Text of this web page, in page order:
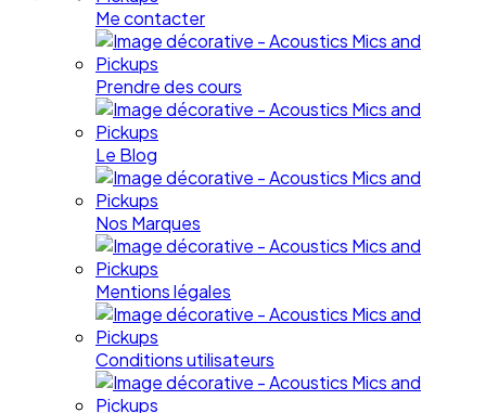
Me contacter
Prendre des cours
Le Blog
Nos Marques
Mentions légales
Conditions utilisateurs